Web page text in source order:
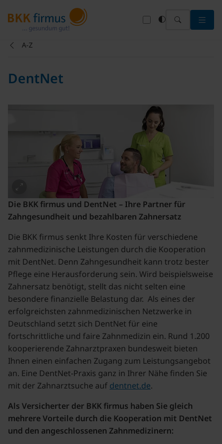
A-Z
DentNet
Die BKK firmus und DentNet – Ihre Partner für
Zahngesundheit und bezahlbaren Zahnersatz
Die BKK firmus senkt Ihre Kosten für verschiedene
zahnmedizinische Leistungen durch die Kooperation
mit DentNet. Denn Zahngesundheit kann trotz bester
Pflege eine Herausforderung sein. Wird beispielsweise
Zahnersatz benötigt, stellt das nicht selten eine
besondere finanzielle Belastung dar. Als eines der
erfolgreichsten zahnmedizinischen Netzwerke in
Deutschland setzt sich DentNet für eine
fortschrittliche und faire Zahnmedizin ein. Rund 1.200
kooperierende Zahnarztpraxen bundesweit bieten
Ihnen einen einfachen Zugang zum Leistungsangebot
an. Eine DentNet-Praxis ganz in Ihrer Nähe finden Sie
mit der Zahnarztsuche auf dentnet.de.
Als Versicherter der BKK firmus haben Sie gleich
mehrere Vorteile durch die Kooperation mit DentNet
und den angeschlossenen Zahnmedizinern: